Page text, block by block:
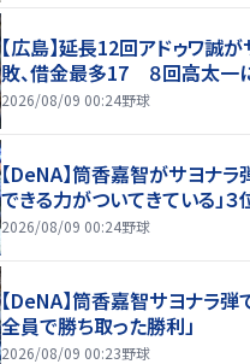
【広島】延長12回アドゥワ誠
敗、借金最多17 ８回高太一
2026/08/09 00:24野球
【DeNA】筒香嘉智がサヨナラ
できる力がついてきている」
2026/08/09 00:24野球
【DeNA】筒香嘉智サヨナラ弾
全員で勝ち取った勝利」
2026/08/09 00:23野球